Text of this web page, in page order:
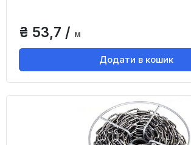
₴ 53,7 / м
Додати в кошик